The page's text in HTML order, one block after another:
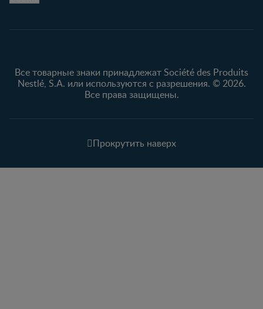
Все товарные знаки принадлежат Société des Produits
Nestlé, S.A. или используются с разрешения. © 2026.
Все права защищены.
Прокрутить наверх